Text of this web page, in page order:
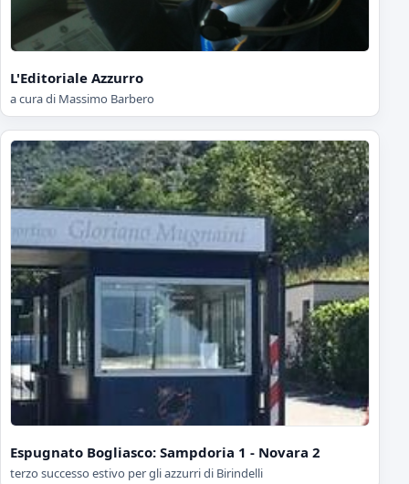
L'Editoriale Azzurro
a cura di Massimo Barbero
Espugnato Bogliasco: Sampdoria 1 - Novara 2
terzo successo estivo per gli azzurri di Birindelli